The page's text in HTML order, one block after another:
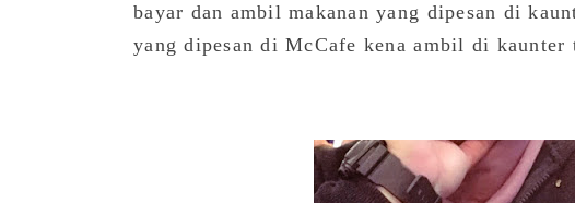
bayar dan ambil makanan yang dipesan di
yang dipesan di McCafe kena ambil di kaunter